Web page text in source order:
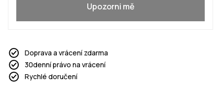
Upozorni mě
Doprava a vrácení zdarma
30denní právo na vrácení
Rychlé doručení